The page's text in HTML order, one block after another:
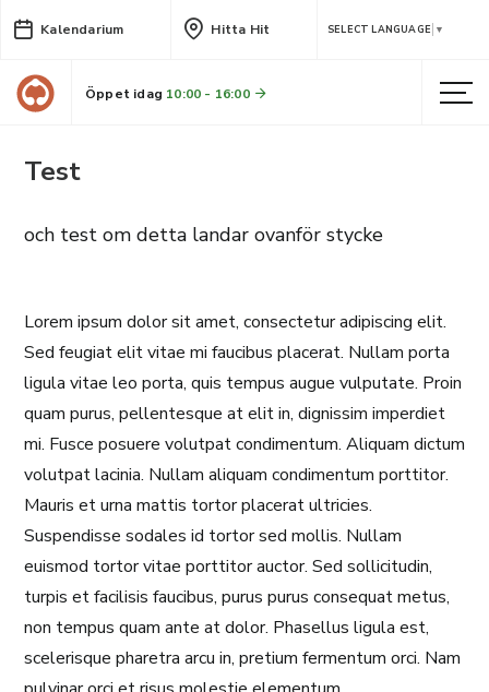
Kalendarium Hitta Hit SELECT LANGUAGE ▼
Öppet idag 10:00 - 16:00
Test
och test om detta landar ovanför stycke
Lorem ipsum dolor sit amet, consectetur adipiscing elit.
Sed feugiat elit vitae mi faucibus placerat. Nullam porta
ligula vitae leo porta, quis tempus augue vulputate. Proin
quam purus, pellentesque at elit in, dignissim imperdiet
mi. Fusce posuere volutpat condimentum. Aliquam dictum
volutpat lacinia. Nullam aliquam condimentum porttitor.
Mauris et urna mattis tortor placerat ultricies.
Suspendisse sodales id tortor sed mollis. Nullam
euismod tortor vitae porttitor auctor. Sed sollicitudin,
turpis et facilisis faucibus, purus purus consequat metus,
non tempus quam ante at dolor. Phasellus ligula est,
scelerisque pharetra arcu in, pretium fermentum orci. Nam